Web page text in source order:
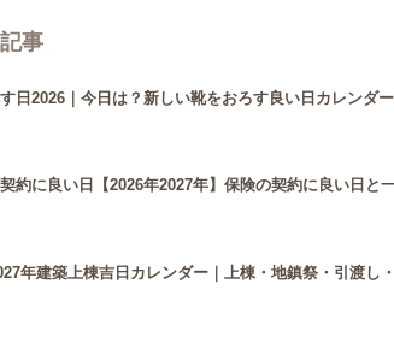
事
日2026｜今日は？新しい靴をおろす良い日カレンダ
約に良い日【2026年2027年】保険の契約に良い日と
年建築上棟吉日カレンダー｜上棟・地鎮祭・引渡し